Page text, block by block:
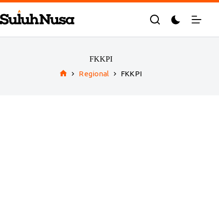
Skip
to
content
FKKPI
Regional FKKPI